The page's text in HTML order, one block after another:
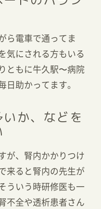
ら電車で通ってま
気にされる方もいる
ともに牛久駅〜病院
助かってます。
か、などを
が、腎内かかりつけ
来ると腎内の先生が
ういう時研修医も一
不全や透析患者さん